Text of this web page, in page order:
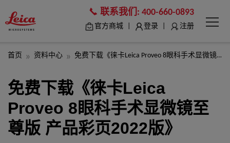
联系我们: 400-660-0893
官方商城 登录 注册
首页 资料中心 免费下载《徕卡Leica Proveo 8眼科手术显微镜至尊版 产品彩页2022版》
免费下载《徕卡Leica
Proveo 8眼科手术显微镜至
尊版 产品彩页2022版》